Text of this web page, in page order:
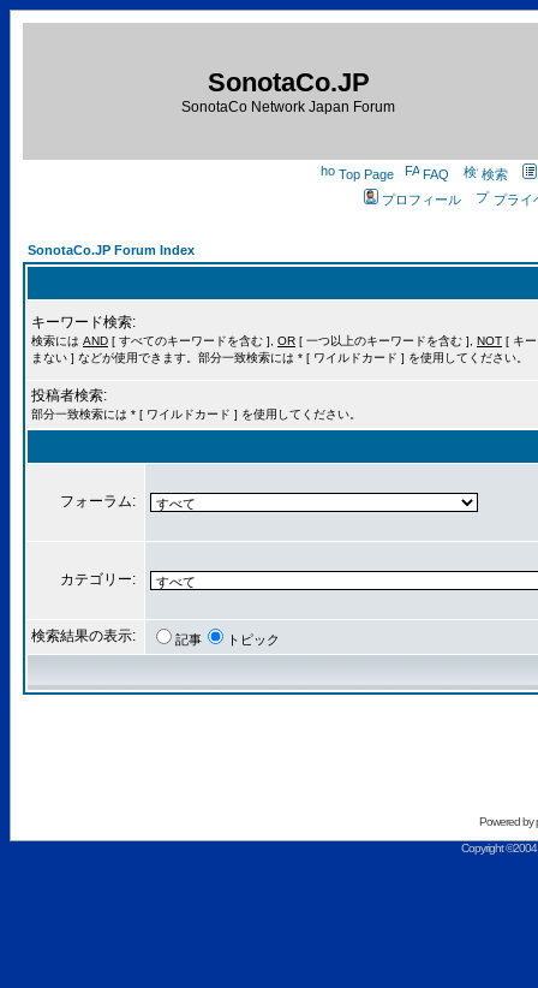
SonotaCo.JP
SonotaCo Network Japan Forum
Top Page FAQ
検索
プロフィール
プライ
SonotaCo.JP Forum Index
キーワード検索:
検索には AND [ すべてのキーワードを含む ], OR [ 一つ以上のキーワードを含む ], NOT [ キ
まない ] などが使用できます。部分一致検索には * [ ワイルドカード ] を使用してください。
投稿者検索:
部分一致検索には * [ ワイルドカード ] を使用してください。
フォーラム:
カテゴリー:
検索結果の表示: 記事 トピック
Powered by
Copyright ©2004